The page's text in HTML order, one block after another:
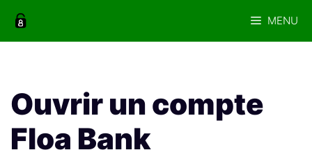
MENU
Ouvrir un compte
Floa Bank